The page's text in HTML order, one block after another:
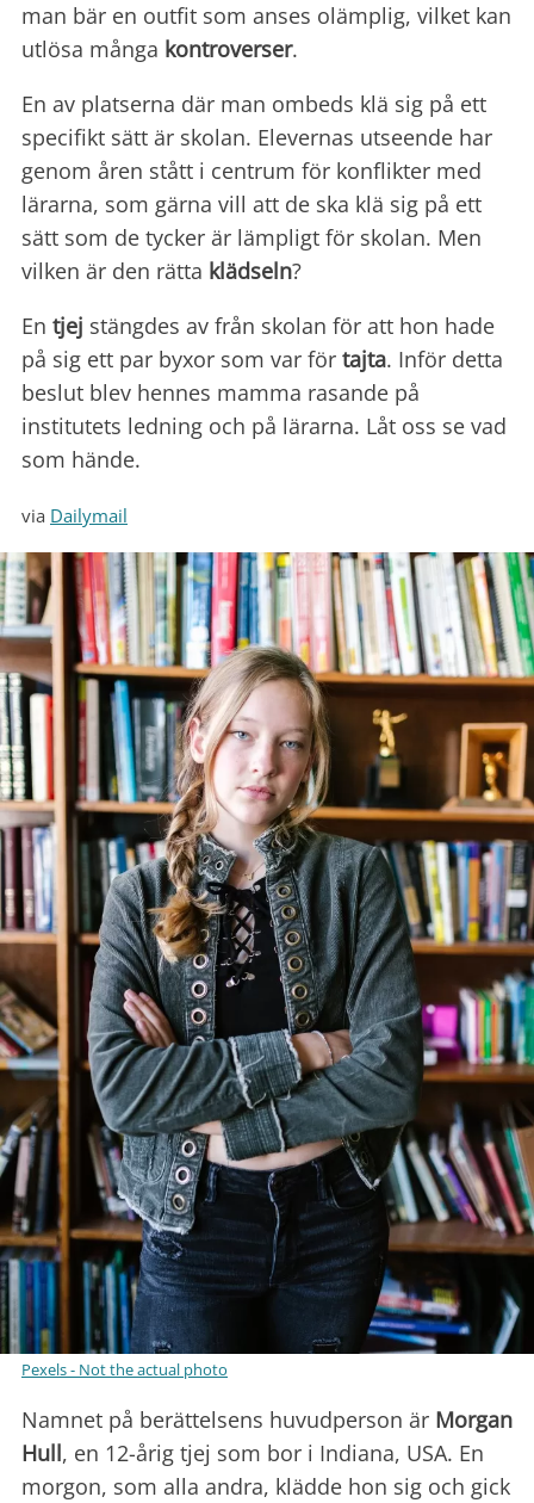
man bär en outfit som anses olämplig, vilket kan
utlösa många kontroverser.
En av platserna där man ombeds klä sig på ett
specifikt sätt är skolan. Elevernas utseende har
genom åren stått i centrum för konflikter med
lärarna, som gärna vill att de ska klä sig på ett
sätt som de tycker är lämpligt för skolan. Men
vilken är den rätta klädseln?
En tjej stängdes av från skolan för att hon hade
på sig ett par byxor som var för tajta. Inför detta
beslut blev hennes mamma rasande på
institutets ledning och på lärarna. Låt oss se vad
som hände.
via Dailymail
Pexels - Not the actual photo
Namnet på berättelsens huvudperson är Morgan
Hull, en 12-årig tjej som bor i Indiana, USA. En
morgon, som alla andra, klädde hon sig och gick